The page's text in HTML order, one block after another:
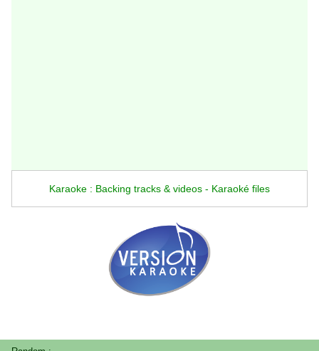
Karaoke : Backing tracks & videos - Karaoké files